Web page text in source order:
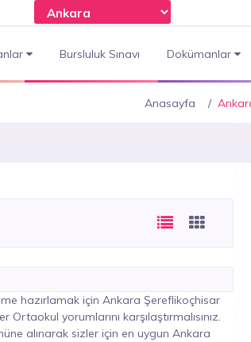
Bursluluk Sınavı Dokümanlar
Anasayfa
hazırlamak için Ankara Şereflikoçhisar
yorumlarını karşılaştırmalısınız.
alınarak sizler için en uygun Ankara